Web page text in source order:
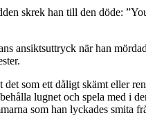
skrek han till den döde:
ansiktsuttryck när han
som ett dåligt skämt eller
lugnet och spela med i
som han lyckades smita